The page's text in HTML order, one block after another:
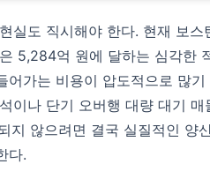
실도 직시해야 한다. 현재 보스
5,284억 원에 달하는 심각한
가는 비용이 압도적으로 많기
이나 단기 오버행 대량 대기 매
지 않으려면 결국 실질적인 양
다.